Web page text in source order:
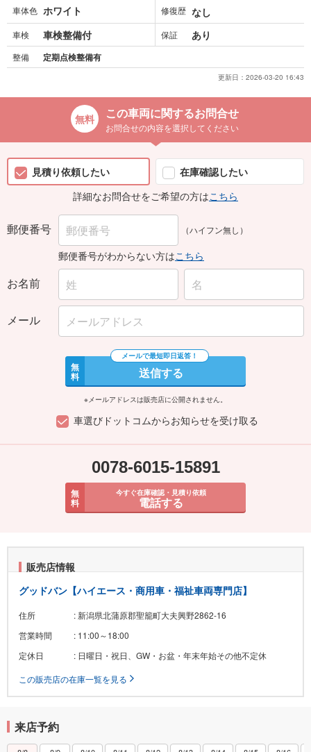
車体色 ホワイト 修復歴 なし
車検 車検整備付 保証 あり
整備 定期点検整備有
更新日： 2026-03-20 16:43
この車両に関するお問合せ
お問合せの内容を選択してください
見積り依頼したい
在庫確認したい
詳細なお問合せをご希望の方はこちら
郵便番号 （ハイフン無し）
郵便番号がわからない方はこちら
お名前
メール
無
料 送信する
※メールアドレスは販売店に公開されません。
車選びドットコムからお知らせを受け取る
0078-6015-15891
無
料
今すぐ在庫確認・見積り依頼
電話する
販売店情報
グッドバン【ハイエース・商用車・福祉車両専門店】
住所
: 新潟県北蒲原郡聖籠町大夫興野2862-16
営業時間
: 11:00～18:00
定休日
: 日曜日・祝日、GW・お盆・年末年始その他不定休
この販売店の在庫一覧を見る
来店予約